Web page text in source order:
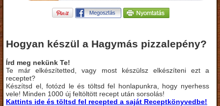
Hogyan készül a Hagymás pizzalepény?
Írd meg nekünk Te!
Te már elkészítetted, vagy most készülsz elkészíteni ezt a
receptet?
Készítsd el, fotózd le és töltsd fel honlapunkra, hogy nyerhess
vele! Minden 1000 új feltöltött recept után sorsolás!
Kattints ide és töltsd fel recepted a saját Receptkönyvedbe!